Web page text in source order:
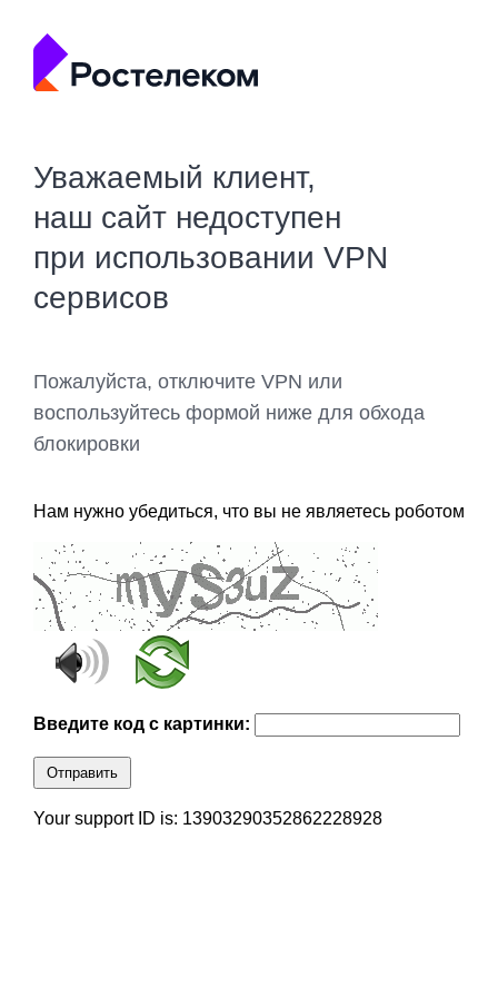
Уважаемый клиент,
наш сайт недоступен
при использовании VPN
сервисов
Пожалуйста, отключите VPN или
воспользуйтесь формой ниже для обхода
блокировки
Нам нужно убедиться, что вы не являетесь роботом
Введите код с картинки:
Отправить
Your support ID is: 13903290352862228928